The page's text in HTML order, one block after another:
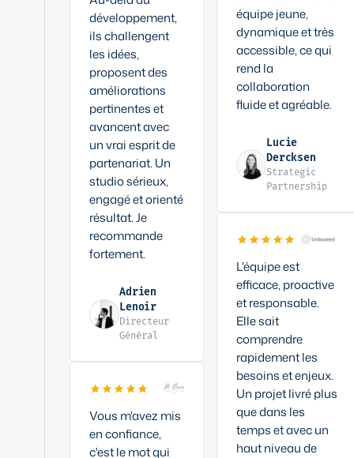
développement,
ils challengent
les idées,
proposent des
améliorations
pertinentes et
avancent avec
un vrai esprit de
partenariat. Un
studio sérieux,
engagé et orienté
résultat. Je
recommande
fortement.
Adrien
Lenoir
Directeur
Général
Vous m'avez mis
en confiance,
c'est le mot qui
équipe jeune,
dynamique et très
accessible, ce qui
rend la
collaboration
fluide et agréable.
Lucie
Dercksen
Strategic
Partnership
L'équipe est
efficace, proactive
et responsable.
Elle sait
comprendre
rapidement les
besoins et enjeux.
Un projet livré plus
que dans les
temps et avec un
haut niveau de